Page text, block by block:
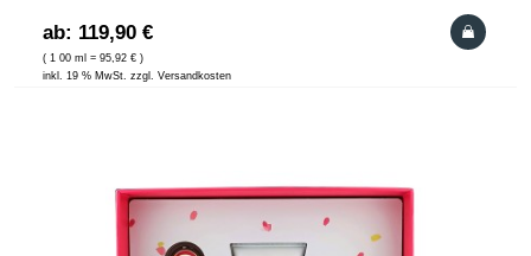
ab: 119,90 €
( 1 00 ml = 95,92 € )
inkl. 19 % MwSt. zzgl. Versandkosten